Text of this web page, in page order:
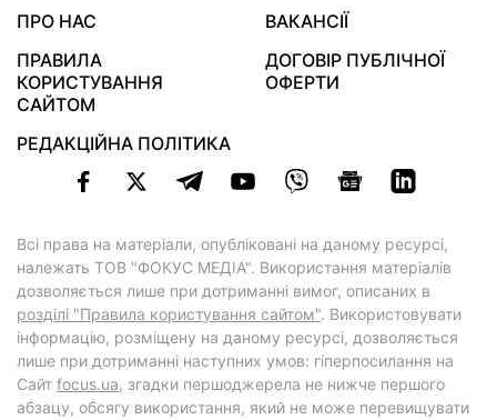
ПРО НАС
ВАКАНСІЇ
ПРАВИЛА
КОРИСТУВАННЯ
САЙТОМ
ДОГОВІР ПУБЛІЧНОЇ
ОФЕРТИ
РЕДАКЦІЙНА ПОЛІТИКА
Всі права на матеріали, опубліковані на даному ресурсі,
належать ТОВ "ФОКУС МЕДІА". Використання матеріалів
дозволяється лише при дотриманні вимог, описаних в
розділі "Правила користування сайтом". Використовувати
інформацію, розміщену на даному ресурсі, дозволяється
лише при дотриманні наступних умов: гіперпосилання на
Cайт focus.ua, згадки першоджерела не нижче першого
абзацу, обсягу використання, який не може перевищувати